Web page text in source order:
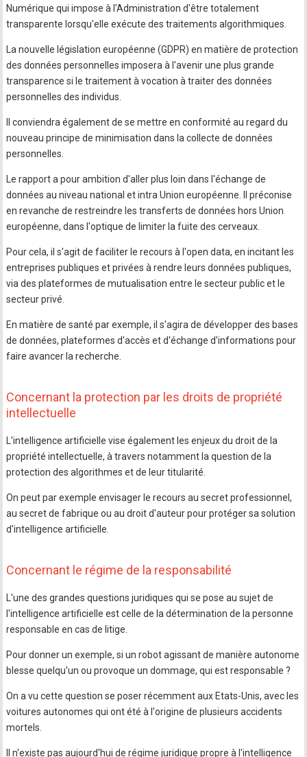
Numérique qui impose à l'Administration d'être totalement
transparente lorsqu'elle exécute des traitements algorithmiques.
La nouvelle législation européenne (GDPR) en matière de protection
des données personnelles imposera à l'avenir une plus grande
transparence si le traitement à vocation à traiter des données
personnelles des individus.
Il conviendra également de se mettre en conformité au regard du
nouveau principe de minimisation dans la collecte de données
personnelles.
Le rapport a pour ambition d'aller plus loin dans l'échange de
données au niveau national et intra Union européenne. Il préconise
en revanche de restreindre les transferts de données hors Union
européenne, dans l'optique de limiter la fuite des cerveaux.
Pour cela, il s'agit de faciliter le recours à l'open data, en incitant les
entreprises publiques et privées à rendre leurs données publiques,
via des plateformes de mutualisation entre le secteur public et le
secteur privé.
En matière de santé par exemple, il s'agira de développer des bases
de données, plateformes d'accès et d'échange d'informations pour
faire avancer la recherche.
Concernant la protection par les droits de propriété
intellectuelle
L'intelligence artificielle vise également les enjeux du droit de la
propriété intellectuelle, à travers notamment la question de la
protection des algorithmes et de leur titularité.
On peut par exemple envisager le recours au secret professionnel,
au secret de fabrique ou au droit d'auteur pour protéger sa solution
d'intelligence artificielle.
Concernant le régime de la responsabilité
L'une des grandes questions juridiques qui se pose au sujet de
l'intelligence artificielle est celle de la détermination de la personne
responsable en cas de litige.
Pour donner un exemple, si un robot agissant de manière autonome
blesse quelqu'un ou provoque un dommage, qui est responsable ?
On a vu cette question se poser récemment aux Etats-Unis, avec les
voitures autonomes qui ont été à l'origine de plusieurs accidents
mortels.
Il n'existe pas aujourd'hui de régime juridique propre à l'intelligence